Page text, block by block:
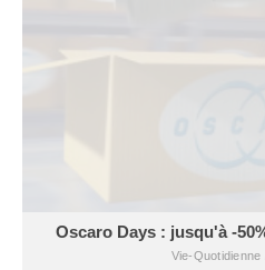
Oscaro Days : jusqu'à -
Vie-